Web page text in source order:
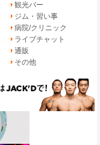
観光バー
ジム・習い事
病院/クリニック
ライブチャット
通販
その他